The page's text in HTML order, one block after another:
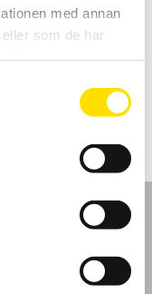
med annan
som de har
Cam grip
används med